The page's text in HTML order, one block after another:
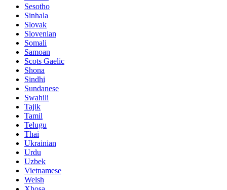
Sesotho
Sinhala
Slovak
Slovenian
Somali
Samoan
Scots Gaelic
Shona
Sindhi
Sundanese
Swahili
Tajik
Tamil
Telugu
Thai
Ukrainian
Urdu
Uzbek
Vietnamese
Welsh